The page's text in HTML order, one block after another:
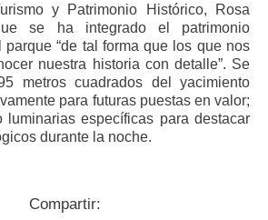
y Patrimonio Histórico, Rosa
se ha integrado el patrimonio
“de tal forma que los que nos
nuestra historia con detalle”. Se
metros cuadrados del yacimiento
para futuras puestas en valor;
específicas para destacar
durante la noche.
Compartir: